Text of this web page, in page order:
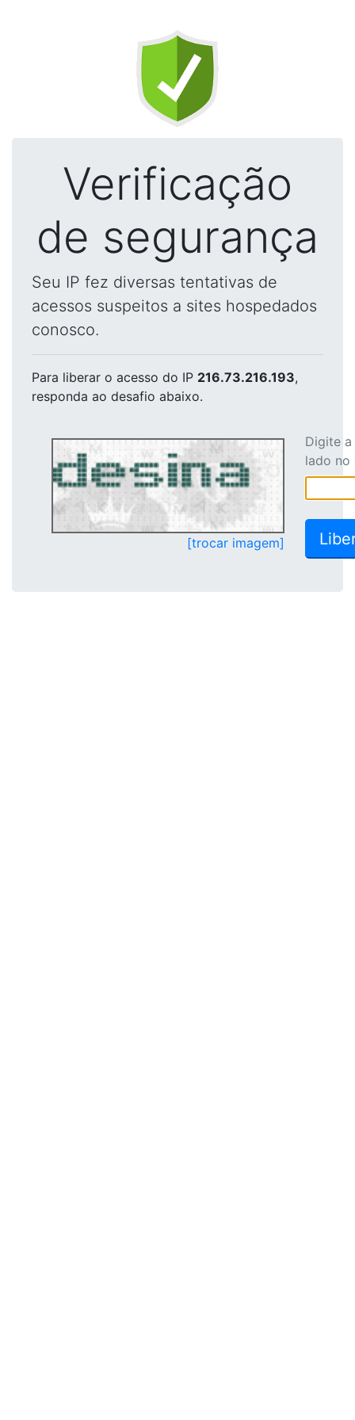
Verificação
de segurança
Seu IP fez diversas tentativas de
acessos suspeitos a sites hospedados
conosco.
Para liberar o acesso do IP 216.73.216.193,
responda ao desafio abaixo.
[trocar imagem]
Digite
lado no